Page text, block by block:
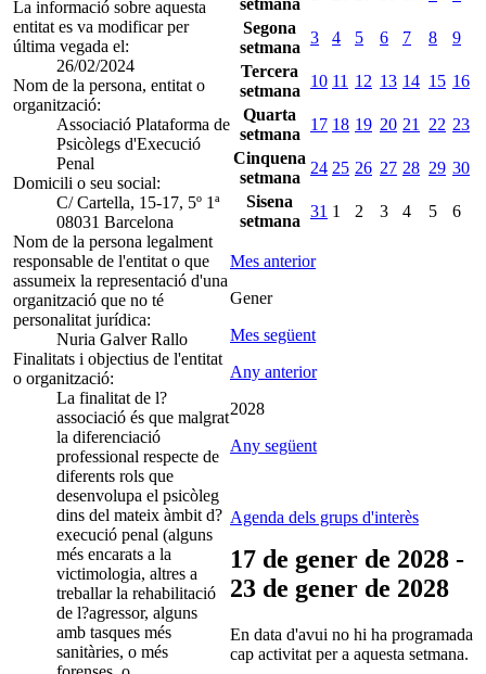
La informació sobre aquesta
entitat es va modificar per
última vegada el:
26/02/2024
Nom de la persona, entitat o
organització:
Associació Plataforma de
Psicòlegs d'Execució
Penal
Domicili o seu social:
C/ Cartella, 15-17, 5º 1ª
08031 Barcelona
Nom de la persona legalment
responsable de l'entitat o que
assumeix la representació d'una
organització que no té
personalitat jurídica:
Nuria Galver Rallo
Finalitats i objectius de l'entitat
o organització:
La finalitat de l?
associació és que malgrat
la diferenciació
professional respecte de
diferents rols que
desenvolupa el psicòleg
dins del mateix àmbit d?
execució penal (alguns
més encarats a la
victimologia, altres a
treballar la rehabilitació
de l?agressor, alguns
amb tasques més
sanitàries, o més
setmana
Segona
setmana
3 4 5 6 7 8
9
Tercera
setmana
10 11 12 13 14 15 16
Quarta
setmana
17 18 19 20 21 22 23
Cinquena
setmana
24 25 26 27 28 29 30
Sisena
setmana
31 1 2 3 4 5 6
Mes anterior
Gener
Mes següent
Any anterior
2028
Any següent
Agenda dels grups d'interès
17 de gener de 2028 -
23 de gener de 2028
En data d'avui no hi ha programada
cap activitat per a aquesta setmana.